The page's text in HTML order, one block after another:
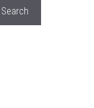
Search